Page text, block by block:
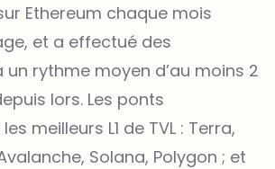
Ethereum chaque mois
et a effectué des
rythme moyen d’au moins 2
lors. Les ponts
meilleurs L1 de TVL : Terra,
Solana, Polygon ; et